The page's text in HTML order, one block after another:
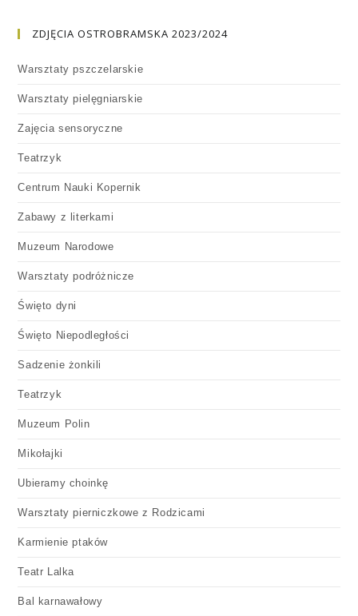
ZDJĘCIA OSTROBRAMSKA 2023/2024
Warsztaty pszczelarskie
Warsztaty pielęgniarskie
Zajęcia sensoryczne
Teatrzyk
Centrum Nauki Kopernik
Zabawy z literkami
Muzeum Narodowe
Warsztaty podróżnicze
Święto dyni
Święto Niepodległości
Sadzenie żonkili
Teatrzyk
Muzeum Polin
Mikołajki
Ubieramy choinkę
Warsztaty pierniczkowe z Rodzicami
Karmienie ptaków
Teatr Lalka
Bal karnawałowy